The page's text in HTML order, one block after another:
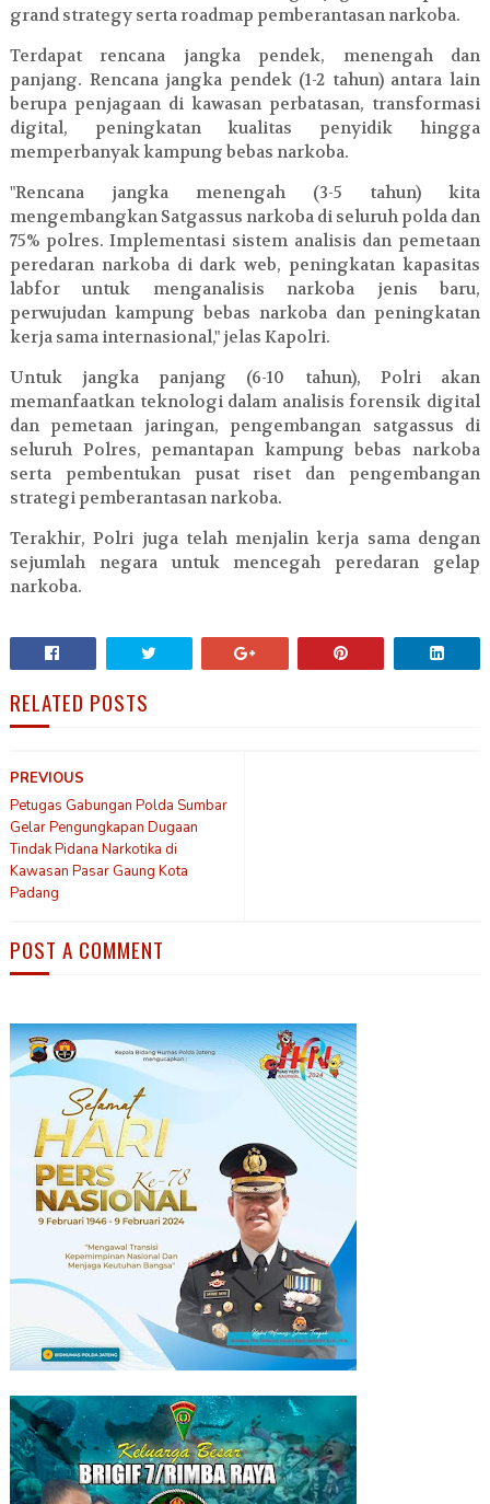
grand strategy serta roadmap pemberantasan narkoba.
Terdapat rencana jangka pendek, menengah dan
panjang. Rencana jangka pendek (1-2 tahun) antara lain
berupa penjagaan di kawasan perbatasan, transformasi
digital, peningkatan kualitas penyidik hingga
memperbanyak kampung bebas narkoba.
"Rencana jangka menengah (3-5 tahun) kita
mengembangkan Satgassus narkoba di seluruh polda dan
75% polres. Implementasi sistem analisis dan pemetaan
peredaran narkoba di dark web, peningkatan kapasitas
labfor untuk menganalisis narkoba jenis baru,
perwujudan kampung bebas narkoba dan peningkatan
kerja sama internasional," jelas Kapolri.
Untuk jangka panjang (6-10 tahun), Polri akan
memanfaatkan teknologi dalam analisis forensik digital
dan pemetaan jaringan, pengembangan satgassus di
seluruh Polres, pemantapan kampung bebas narkoba
serta pembentukan pusat riset dan pengembangan
strategi pemberantasan narkoba.
Terakhir, Polri juga telah menjalin kerja sama dengan
sejumlah negara untuk mencegah peredaran gelap
narkoba.
RELATED POSTS
PREVIOUS
Petugas Gabungan Polda Sumbar
Gelar Pengungkapan Dugaan
Tindak Pidana Narkotika di
Kawasan Pasar Gaung Kota
Padang
POST A COMMENT